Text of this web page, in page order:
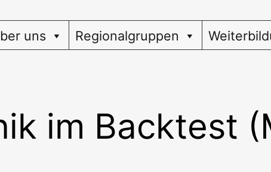
uns Regionalgruppen
im Backtest